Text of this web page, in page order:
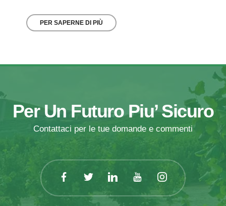
PER SAPERNE DI PIÙ
Per Un Futuro Piu’ Sicuro
Contattaci per le tue domande e commenti